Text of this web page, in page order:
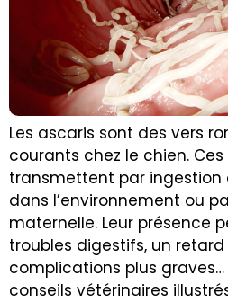
Les ascaris sont des vers
courants chez le chien.
transmettent par ingestion
dans l’environnement ou
maternelle. Leur présence
troubles digestifs, un
complications plus graves…
conseils vétérinaires